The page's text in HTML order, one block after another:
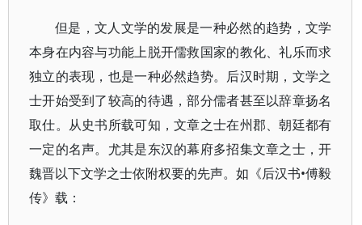
但是，文人文学的发展是一种必然的趋势，文学
本身在内容与功能上脱开儒救国家的教化、礼乐而求
独立的表现，也是一种必然趋势。后汉时期，文学之
士开始受到了较高的待遇，部分儒者甚至以辞章扬名
取仕。从史书所载可知，文章之士在州郡、朝廷都有
一定的名声。尤其是东汉的幕府多招集文章之士，开
魏晋以下文学之士依附权要的先声。如《后汉书•傅毅
传》载：